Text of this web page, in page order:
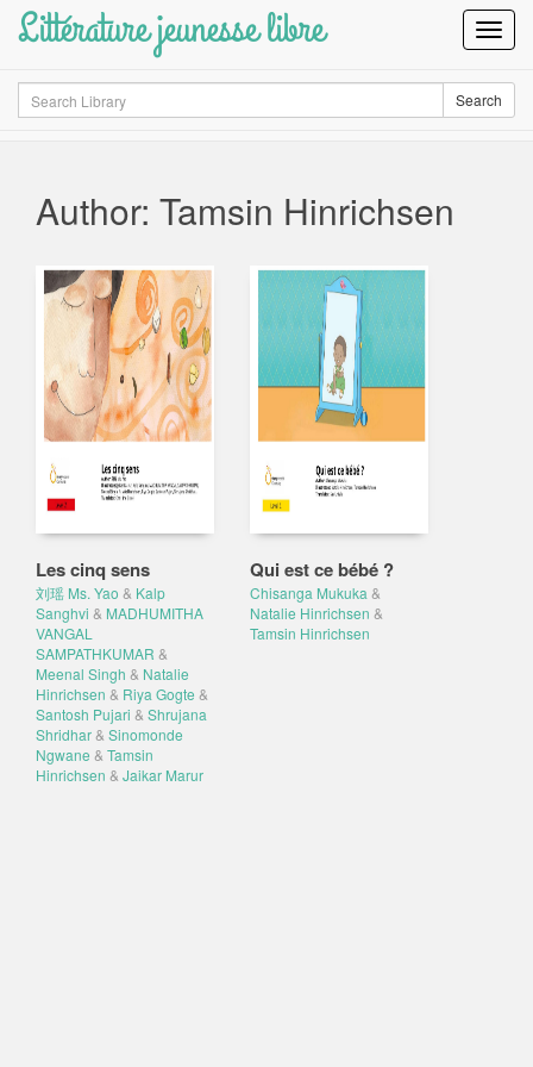
Littérature jeunesse libre
Search Search
Author: Tamsin Hinrichsen
Les cinq sens
刘瑶 Ms. Yao & Kalp
Sanghvi & MADHUMITHA
VANGAL
SAMPATHKUMAR &
Meenal Singh & Natalie
Hinrichsen & Riya Gogte &
Santosh Pujari & Shrujana
Shridhar& Sinomonde
Ngwane & Tamsin
Hinrichsen & Jaikar Marur
Qui est ce bébé ?
Chisanga Mukuka &
Natalie Hinrichsen &
Tamsin Hinrichsen